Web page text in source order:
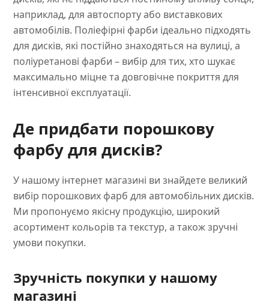
наприклад, для автоспорту або виставкових
автомобілів. Поліефірні фарби ідеально підходять
для дисків, які постійно знаходяться на вулиці, а
поліуретанові фарби – вибір для тих, хто шукає
максимально міцне та довговічне покриття для
інтенсивної експлуатації.
Де придбати порошкову
фарбу для дисків?
У нашому інтернет магазині ви знайдете великий
вибір порошкових фарб для автомобільних дисків.
Ми пропонуємо якісну продукцію, широкий
асортимент кольорів та текстур, а також зручні
умови покупки.
Зручність покупки у нашому
магазині